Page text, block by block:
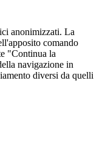
anonimizzati. La
comando
"Continua la
navigazione in
diversi da quelli